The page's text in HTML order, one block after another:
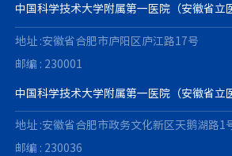
中国科学技术大学附属第一医院（安徽省立
地址 :安徽省合肥市庐阳区庐江路17号
邮编 : 230001
中国科学技术大学附属第一医院（安徽省立
地址 :安徽省合肥市政务文化新区天鹅湖路1
邮编 : 230036